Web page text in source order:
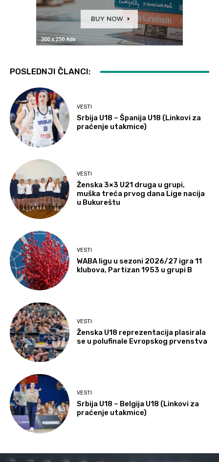
POSLEDNJI ČLANCI:
VESTI
Srbija U18 – Španija U18 (Linkovi za
praćenje utakmice)
VESTI
Ženska 3×3 U21 druga u grupi,
muška treća prvog dana Lige nacija
u Bukureštu
VESTI
WABA ligu u sezoni 2026/27 igra 11
klubova, Partizan 1953 u grupi B
VESTI
Ženska U18 reprezentacija plasirala
se u polufinale Evropskog prvenstva
VESTI
Srbija U18 – Belgija U18 (Linkovi za
praćenje utakmice)